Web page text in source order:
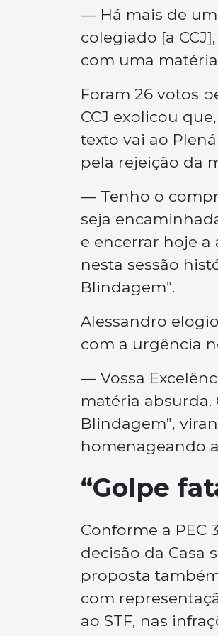
— Há mais de um
colegiado [a
com uma
Foram 26 votos
CCJ explicou
texto vai ao
pela rejeição da
— Tenho o
seja
e encerrar hoje a
nesta sessão
Blindagem”.
Alessandro
com a urgência
— Vossa
matéria absurda.
Blindagem”,
homenageando
“Golpe
Conforme a PEC
decisão da Casa
proposta
com
ao STF, nas